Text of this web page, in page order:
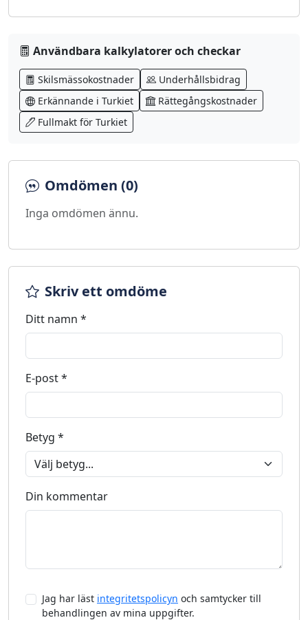
Användbara kalkylatorer och checkar
Skilsmässokostnader
Underhållsbidrag
Erkännande i Turkiet
Rättegångskostnader
Fullmakt för Turkiet
Omdömen (0)
Inga omdömen ännu.
Skriv ett omdöme
Ditt namn *
E-post *
Betyg *
Din kommentar
Jag har läst integritetspolicyn och samtycker till
behandlingen av mina uppgifter.